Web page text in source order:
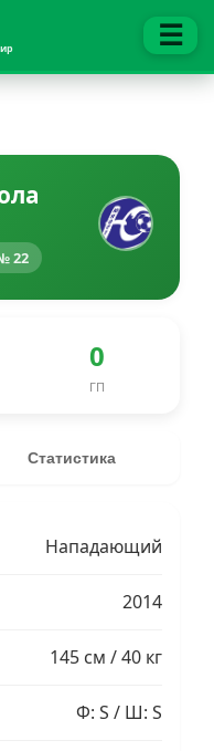
☰
22
0
ГП
Статистика
Нападающий
2014
145 см / 40 кг
Ф: S / Ш: S